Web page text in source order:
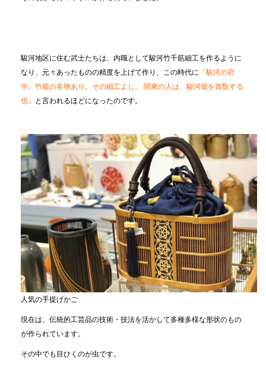
駿河地区に住む武士たちは、内職として駿河竹千筋細工を作るように
なり、元々あったものの精度を上げて作り、この時代に 「駿河の府
中、竹籠の名物あり。その細工よし。 関東の人は、駿河籠を賞翫する
也」
と言われるほどになったのです。
人気の手提げかご
現在は、伝統的工芸品の技術・技法を活かして多種多様な形状のもの
が作られています。
その中でも目ひくのが虫です。